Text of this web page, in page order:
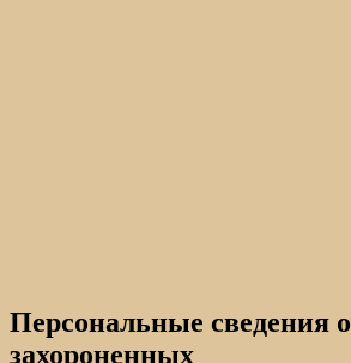
Персональные сведения о
захороненных